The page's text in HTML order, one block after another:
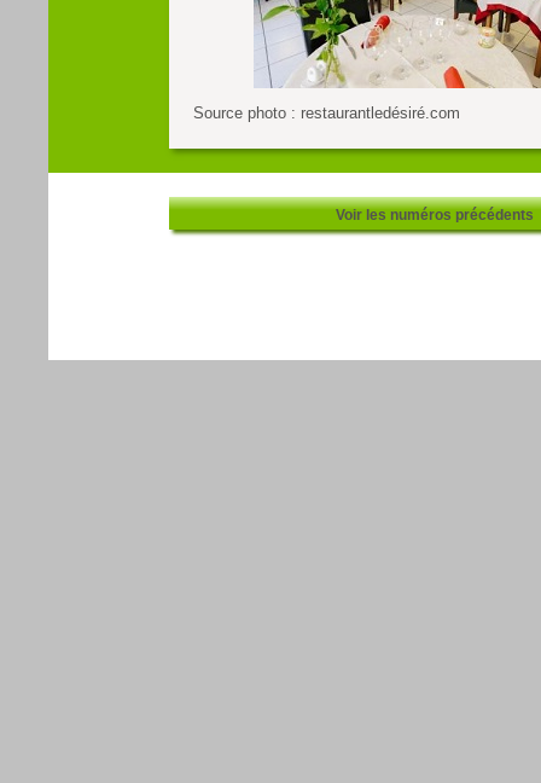
Source photo : restaurantledésiré.com
Voir les numéros précédents